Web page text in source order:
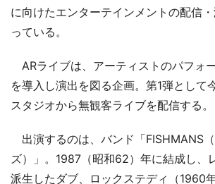
に向けたエンターテインメントの配信
っている。
ARライブは、アーティストのパフォ
を導入し演出を図る企画。第1弾として
スタジオから無観客ライブを配信する。
出演するのは、バンド「FISHMANS
ズ）」。1987（昭和62）年に結成し、
派生したダブ、ロックステディ（1960